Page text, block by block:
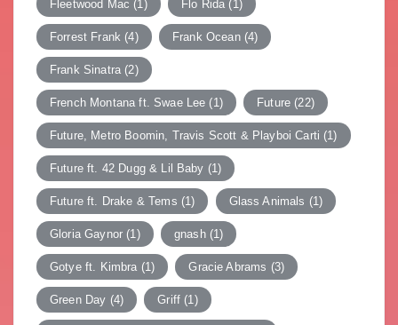
Fleetwood Mac (1) Flo Rida (1)
Forrest Frank (4) Frank Ocean(4)
Frank Sinatra (2)
French Montana ft. Swae Lee (1) Future (22)
Future, Metro Boomin, Travis Scott & Playboi Carti (1)
Future ft. 42 Dugg & Lil Baby (1)
Future ft. Drake & Tems (1) Glass Animals (1)
Gloria Gaynor (1) gnash(1)
Gotye ft. Kimbra (1) Gracie Abrams (3)
Green Day (4) Griff (1)